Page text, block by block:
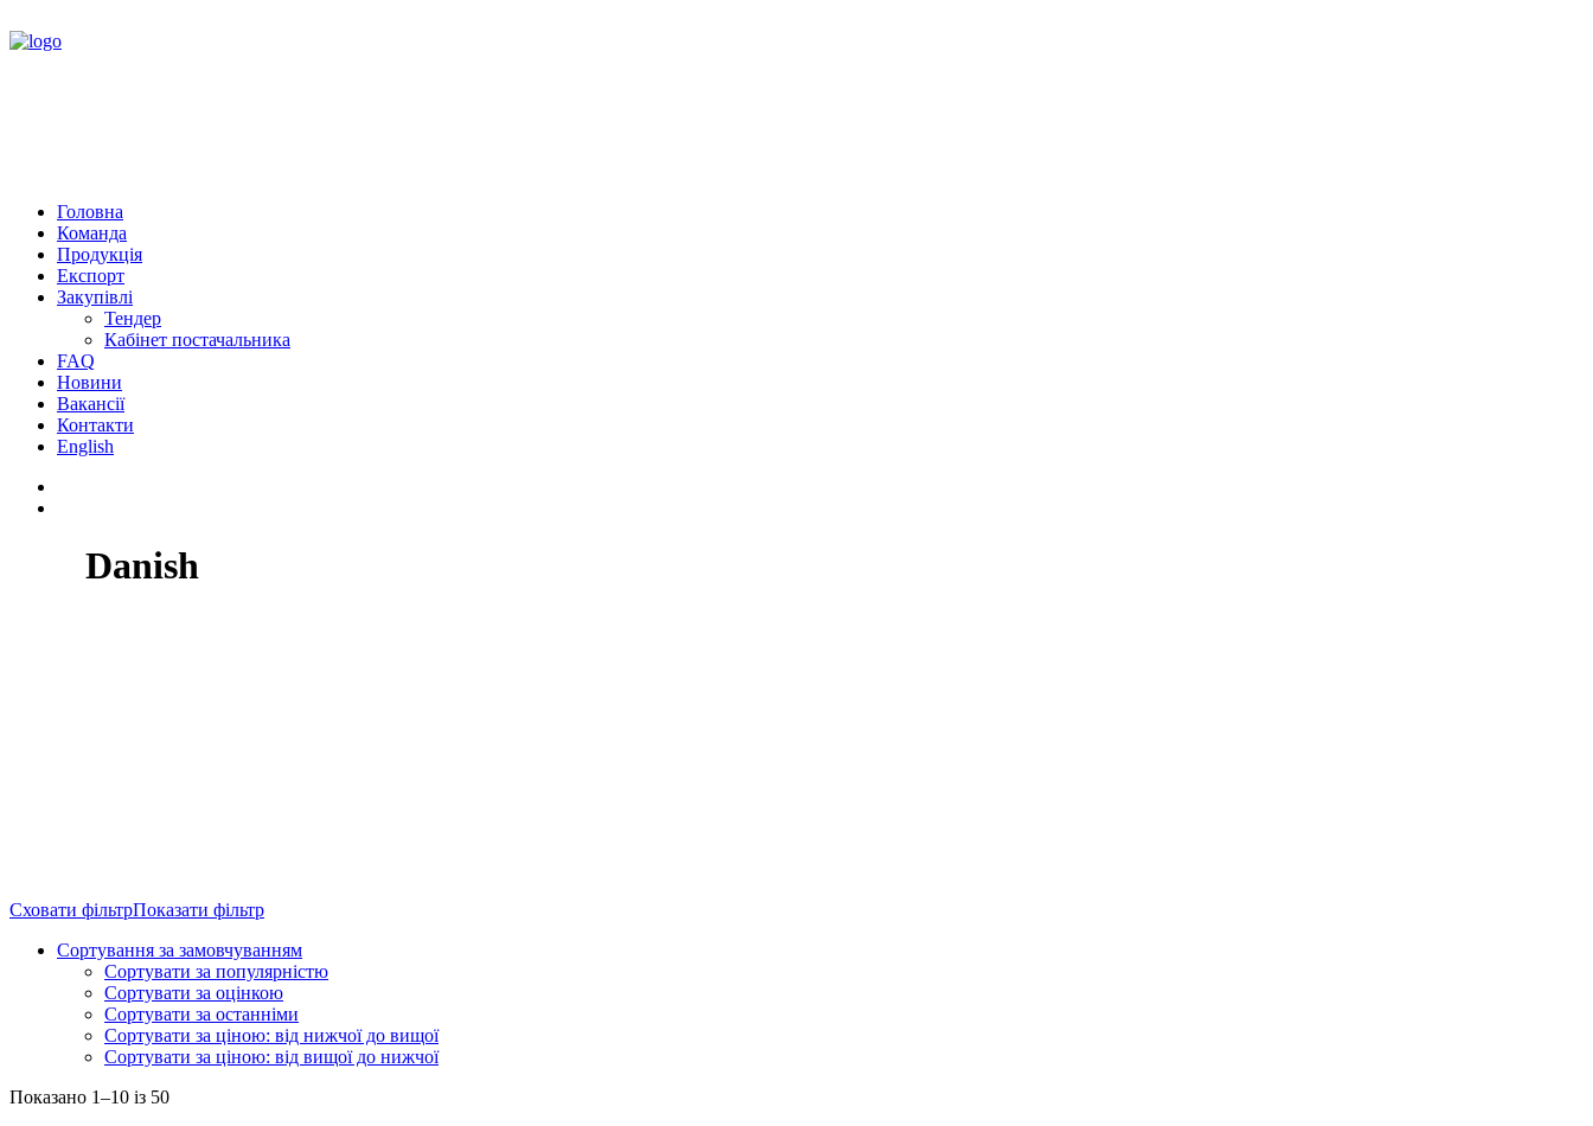
Головна
Команда
Продукція
Експорт
Закупівлі
Тендер
Кабінет постачальника
FAQ
Новини
Вакансії
Контакти
English
Danish
Сховати фільтрПоказати фільтр
Сортування за замовчуванням
Сортувати за популярністю
Сортувати за оцінкою
Сортувати за останніми
Сортувати за ціною: від нижчої до вищої
Сортувати за ціною: від вищої до нижчої
Показано 1–10 із 50